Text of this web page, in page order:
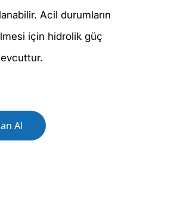
Acil durumların
için hidrolik güç
Al